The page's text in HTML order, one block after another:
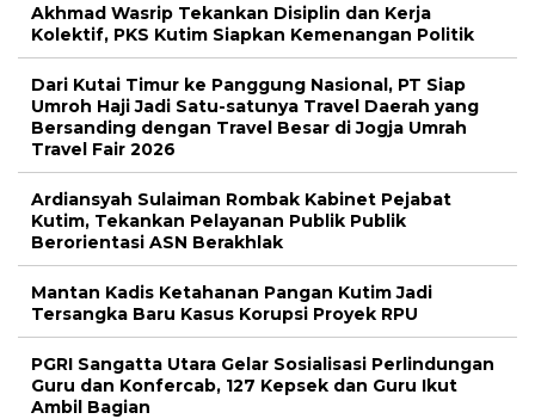
Akhmad Wasrip Tekankan Disiplin dan Kerja
Kolektif, PKS Kutim Siapkan Kemenangan Politik
Dari Kutai Timur ke Panggung Nasional, PT Siap
Umroh Haji Jadi Satu-satunya Travel Daerah yang
Bersanding dengan Travel Besar di Jogja Umrah
Travel Fair 2026
Ardiansyah Sulaiman Rombak Kabinet Pejabat
Kutim, Tekankan Pelayanan Publik Publik
Berorientasi ASN Berakhlak
Mantan Kadis Ketahanan Pangan Kutim Jadi
Tersangka Baru Kasus Korupsi Proyek RPU
PGRI Sangatta Utara Gelar Sosialisasi Perlindungan
Guru dan Konfercab, 127 Kepsek dan Guru Ikut
Ambil Bagian